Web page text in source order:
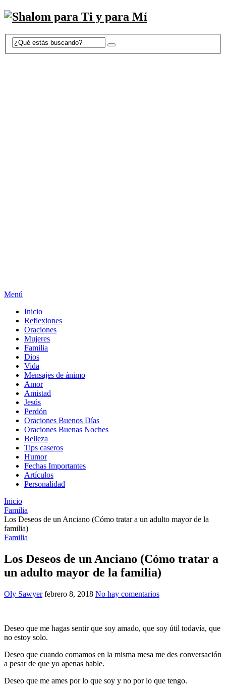
Menú
Inicio
Reflexiones
Oraciones
Mujeres
Familia
Dios
Vida
Mensajes de ánimo
Amor
Amistad
Jesús
Perdón
Oraciones Buenos Días
Oraciones Buenas Noches
Belleza
Tips caseros
Humor
Fechas Importantes
Artículos
Personalidad
Inicio
Familia
Los Deseos de un Anciano (Cómo tratar a un adulto mayor de la
familia)
Familia
Los Deseos de un Anciano (Cómo tratar a
un adulto mayor de la familia)
Oly Sawyer febrero 8, 2018 No hay comentarios
Deseo que me hagas sentir que soy amado, que soy útil todavía, que
no estoy solo.
Deseo que cuando comamos en la misma mesa me des conversación
a pesar de que yo apenas hable.
Deseo que me ames por lo que soy y no por lo que tengo.